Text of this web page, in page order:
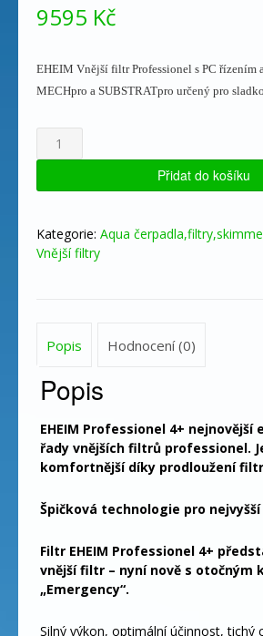
9595 Kč
EHEIM Vnější filtr Professionel s PC
MECHpro a SUBSTRATpro určený pro
EHEIM
filtr
4e
350,
180-
PC
množství
Přidat do košíku
Kategorie: Aqua
Vnější filtry
Popis Hodnocení (0)
Popis
EHEIM Professionel 4+ nejnovější
řady vnějších filtrů professionel.
komfortnější díky prodloužení
Špičková technologie pro
Filtr EHEIM Professionel 4+
vnější filtr – nyní nově s otočným
„Emergency“.
Silný výkon, optimální účinnost, tichý